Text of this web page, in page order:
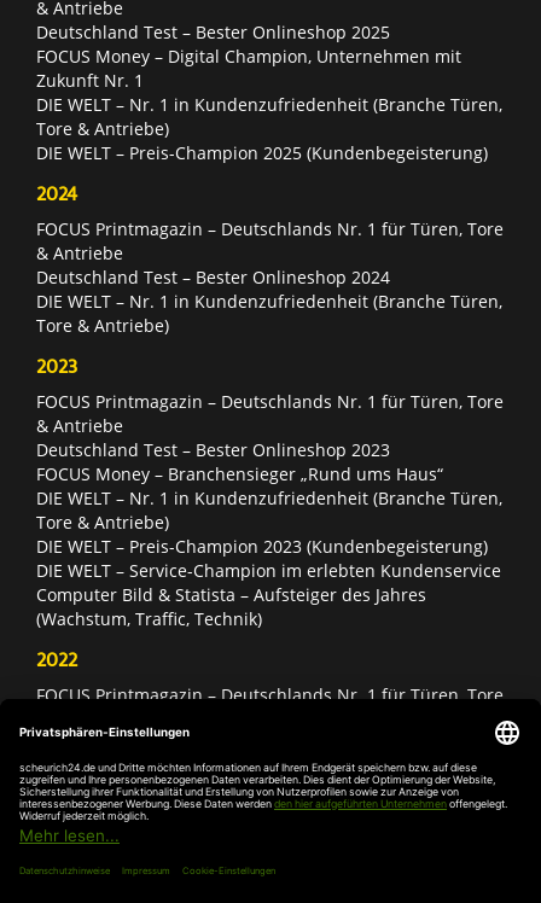
& Antriebe
Deutschland Test – Bester Onlineshop 2025
FOCUS Money – Digital Champion, Unternehmen mit
Zukunft Nr. 1
DIE WELT – Nr. 1 in Kundenzufriedenheit (Branche Türen,
Tore & Antriebe)
DIE WELT – Preis-Champion 2025 (Kundenbegeisterung)
2024
FOCUS Printmagazin – Deutschlands Nr. 1 für Türen, Tore
& Antriebe
Deutschland Test – Bester Onlineshop 2024
DIE WELT – Nr. 1 in Kundenzufriedenheit (Branche Türen,
Tore & Antriebe)
2023
FOCUS Printmagazin – Deutschlands Nr. 1 für Türen, Tore
& Antriebe
Deutschland Test – Bester Onlineshop 2023
FOCUS Money – Branchensieger „Rund ums Haus“
DIE WELT – Nr. 1 in Kundenzufriedenheit (Branche Türen,
Tore & Antriebe)
DIE WELT – Preis-Champion 2023 (Kundenbegeisterung)
DIE WELT – Service-Champion im erlebten Kundenservice
Computer Bild & Statista – Aufsteiger des Jahres
(Wachstum, Traffic, Technik)
2022
FOCUS Printmagazin – Deutschlands Nr. 1 für Türen, Tore
Deutschland Test – Bester Onlineshop 2022
FOCUS Money – Branchensieger „Rund ums Haus“
DIE WELT – Service-Champion im erlebten Kundenservice
DIE WELT – Branchengewinner Gold-Rang (Türen, Tore &
Antriebe)